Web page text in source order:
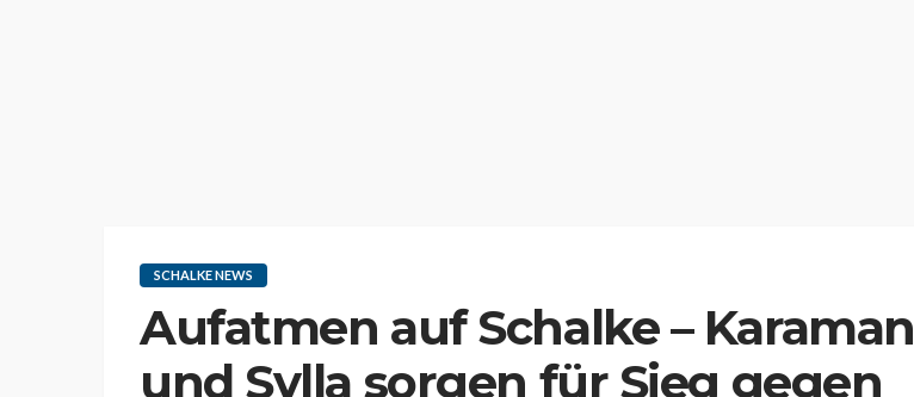
SCHALKE NEWS
Aufatmen auf Schalke – Karaman
und Sylla sorgen für Sieg gegen